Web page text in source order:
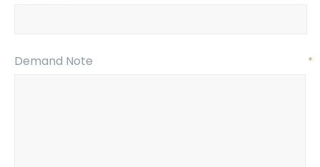
Demand Note *